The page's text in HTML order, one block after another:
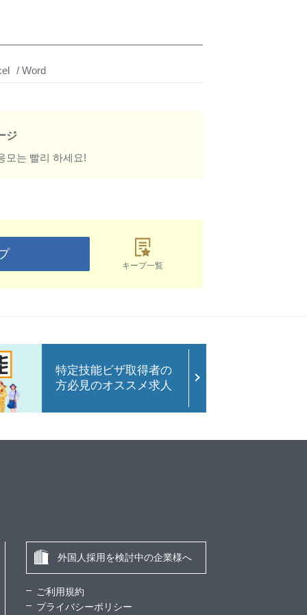
Word
ジ
모는 빨리 하세요!
キープ一覧
特定技能ビザ取得者の
方必見のオススメ求人
外国人採用を検討中の企業様へ
ご利用規約
プライバシーポリシー